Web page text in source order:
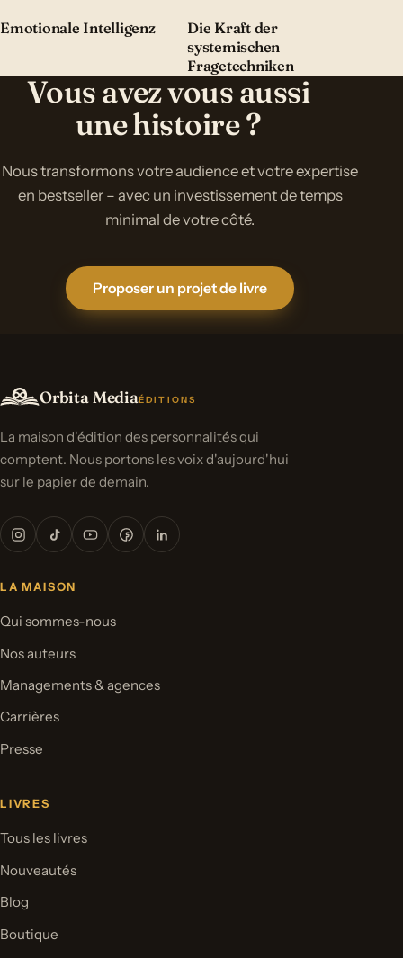
Emotionale Intelligenz
Die Kraft der
systemischen
Fragetechniken
Vous avez vous aussi
une histoire ?
Nous transformons votre audience et votre expertise
en bestseller – avec un investissement de temps
minimal de votre côté.
Proposer un projet de livre
Orbita MediaÉDITIONS
La maison d'édition des personnalités qui
comptent. Nous portons les voix d'aujourd'hui
sur le papier de demain.
LA MAISON
Qui sommes-nous
Nos auteurs
Managements & agences
Carrières
Presse
LIVRES
Tous les livres
Nouveautés
Blog
Boutique